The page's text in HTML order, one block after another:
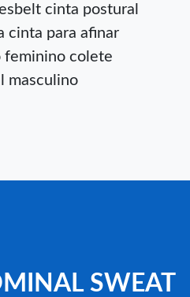
cinta postural
cinta para afinar
feminino colete
masculino
SWEAT